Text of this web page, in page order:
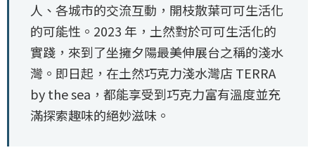
人、各城市的交流互動，開枝散葉可可生活化
的可能性。2023 年，土然對於可可生活化的
實踐，來到了坐擁夕陽最美伸展台之稱的淺水
灣。即日起，在土然巧克力淺水灣店 TERRA
by the sea，都能享受到巧克力富有溫度並充
滿探索趣味的絕妙滋味。